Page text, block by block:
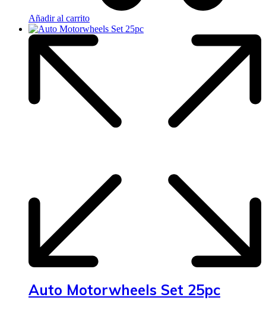
Añadir al carrito
Auto Motorwheels Set 25pc